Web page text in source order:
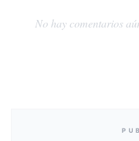
No hay comentarios